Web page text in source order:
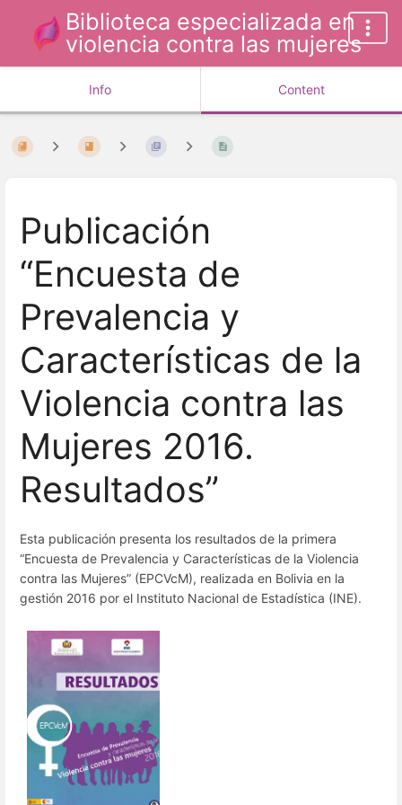
Biblioteca especializada en
violencia contra las mujeres
Info Content
Publicación
“Encuesta de
Prevalencia y
Características de la
Violencia contra las
Mujeres 2016.
Resultados”
Esta publicación presenta los resultados de la primera
“Encuesta de Prevalencia y Características de la Violencia
contra las Mujeres” (EPCVcM), realizada en Bolivia en la
gestión 2016 por el Instituto Nacional de Estadística (INE).